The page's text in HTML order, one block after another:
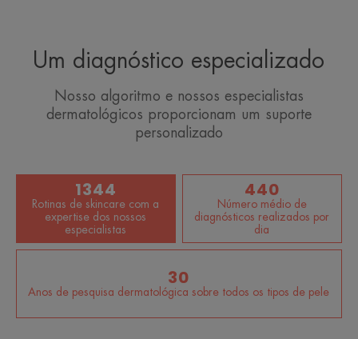
Um diagnóstico especializado
Nosso algoritmo e nossos especialistas
dermatológicos proporcionam um suporte
personalizado
1344
Rotinas de skincare com a
expertise dos nossos
especialistas
440
Número médio de
diagnósticos realizados por
dia
30
Anos de pesquisa dermatológica sobre todos os tipos de pele